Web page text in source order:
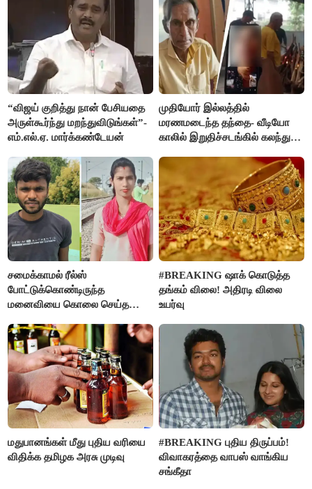
“விஜய் குறித்து நான் பேசியதை
அருள்கூர்ந்து மறந்துவிடுங்கள்”-
எம்.எல்.ஏ. மார்க்கண்டேயன்
முதியோர் இல்லத்தில்
மரணமடைந்த தந்தை- வீடியோ
காலில் இறுதிச்சடங்கில் கலந்து
சமைக்காமல் ரீல்ஸ்
போட்டுக்கொண்டிருந்த
மனைவியை கொலை செய்த
#BREAKING ஷாக் கொடுத்த
தங்கம் விலை! அதிரடி விலை
உயர்வு
மதுபானங்கள் மீது புதிய வரியை
விதிக்க தமிழக அரசு முடிவு
#BREAKING புதிய திருப்பம்!
விவாகரத்தை வாபஸ் வாங்கிய
சங்கீதா